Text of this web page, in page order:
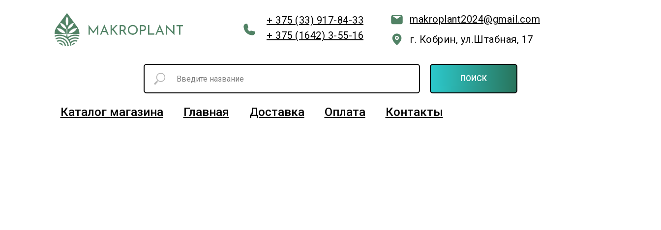
+ 375 (33) 917-84-33
makroplant2024@gmail.com
г. Кобрин, ул.Штабная, 17
+ 375 (1642) 3-55-16
ПОИСК
Каталог магазина Главная Доставка Оплата Контакты